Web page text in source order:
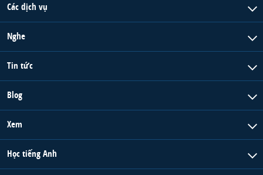
Các dịch vụ
Nghe
Tin tức
Blog
Xem
Học tiếng Anh